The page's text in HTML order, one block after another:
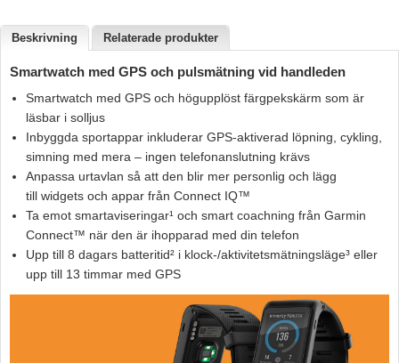
Båttillbehör
Hummertina
Victron - Batteriladdare
CTEK - Batteriladdare
Webasto - Dieselvärmare
Kamasa Tools - Verktyg
Calix - Packline - Takboxar
Beskrivning Relaterade produkter
Smartwatch med GPS och pulsmätning vid handleden
Smartwatch med GPS och högupplöst färgpekskärm som är
läsbar i solljus
Inbyggda sportappar inkluderar GPS-aktiverad löpning, cykling,
simning med mera – ingen telefonanslutning krävs
Anpassa urtavlan så att den blir mer personlig och lägg
till widgets och appar från Connect IQ™
Ta emot smartaviseringar¹ och smart coachning från Garmin
Connect™ när den är ihopparad med din telefon
Upp till 8 dagars batteritid² i klock-/aktivitetsmätningsläge³ eller
upp till 13 timmar med GPS